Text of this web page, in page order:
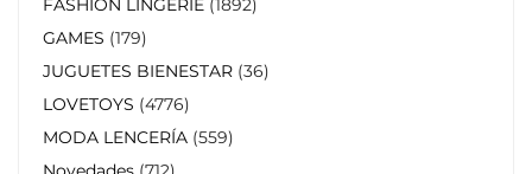
FASHION LINGERIE 1892
GAMES 179
JUGUETES BIENESTAR 36
LOVETOYS 4776
MODA LENCERÍA 559